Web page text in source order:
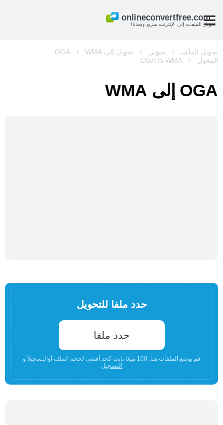
تحويل الملفات إلى الإنترنت سريع ومجانا!
تحويل الملف / صوتي / تحويل إلى OGA /
WMA
المحول
/
OGA to WMA
OGA إلى WMA
حدد ملفا للتحويل
حدد ملفا
قم بوضع الملفات هنا. 100 ميغا بايت كحد أقصى لحجم الملف أوالتسجيلأ و
التسجيل